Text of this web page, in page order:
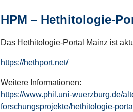
HPM – Hethitologie-
Das Hethitologie-Portal Mainz ist
https://hethport.net/
Weitere Informationen:
https://www.phil.uni-wuerzburg.de/
forschungsprojekte/hethitologie-